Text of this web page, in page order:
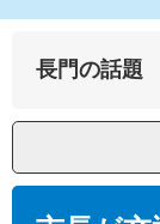
長門の話題